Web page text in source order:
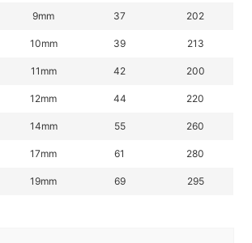
9mm 37 202
10mm 39 213
11mm 42 200
12mm 44 220
14mm 55 260
17mm 61 280
19mm 69 295